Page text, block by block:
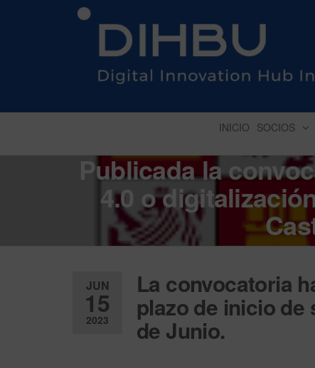
DIGITAL INNOVATION
INICIO SOCIOS
Publicada la
4.0 o
JUN
15
2023
La convocatoria
plazo de inicio
de Junio.